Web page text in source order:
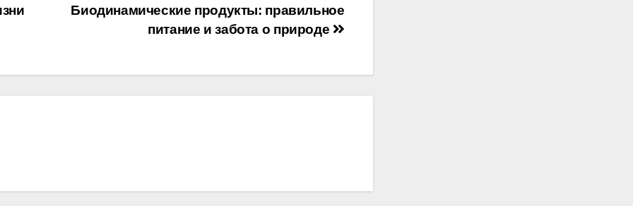
Биодинамические продукты: правильное
питание и забота о природе